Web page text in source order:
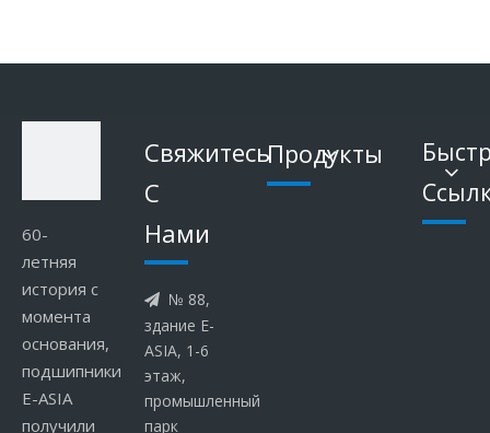
60-
летняя
история с
момента
основания,
подшипники
E-ASIA
получили
Свяжитесь
С
Hами

№ 88,
здание E-
ASIA, 1-6
этаж,
промышленный
парк
Продукты